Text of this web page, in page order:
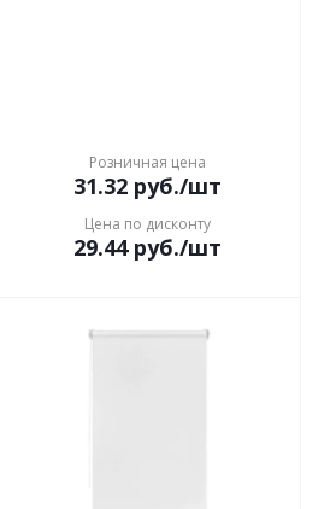
Розничная цена
31.32 руб./шт
Цена по дисконту
29.44руб./шт